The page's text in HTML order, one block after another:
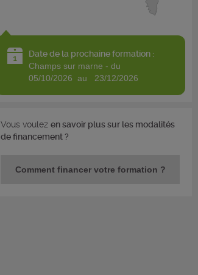
Date de la prochaine formation :
champs sur marne - du
05/10/2026 au 23/12/2026
Vous voulezen savoir plus sur les modalités
de financement ?
Comment financer votre formation ?